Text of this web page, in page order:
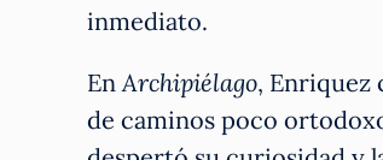
inmediato.
En Archipiélago, Enriquez
de caminos poco